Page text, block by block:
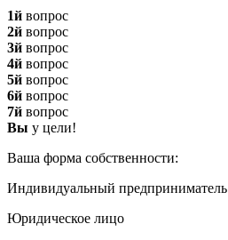
1й вопрос
2й вопрос
3й вопрос
4й вопрос
5й вопрос
6й вопрос
7й вопрос
Вы у цели!
Ваша форма собственности:
Индивидуальный предприниматель
Юридическое лицо